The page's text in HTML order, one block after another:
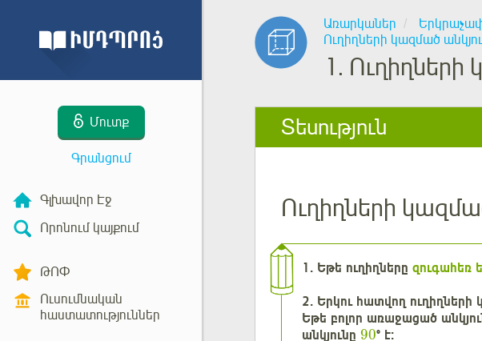
Մուտք
Գրանցում
Գլխավոր Էջ
Որոնում կայքում
ԹՈՓ
Ուսումնական
հաստատություններ
Առարկաներ
Ուղիղների կազմած
1. Ուղիղների
Տեսություն
Ուղիղների
1. Եթե ուղիղները զուգահեռ
2. Երկու հատվող
Եթե բոլոր առաջացած
անկյունը 90° է: